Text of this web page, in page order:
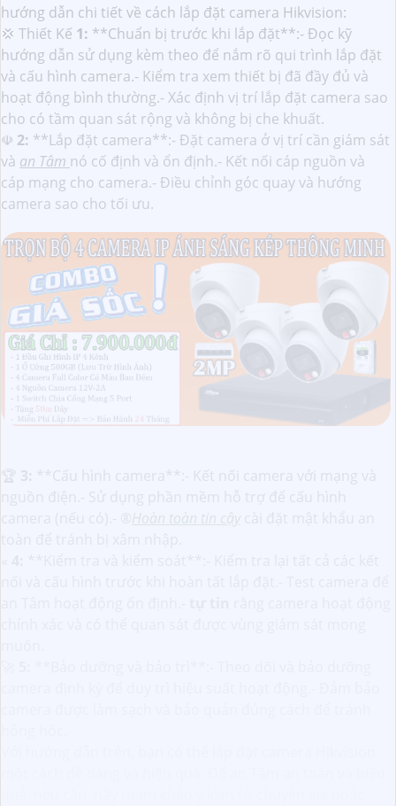
hướng dẫn chi tiết về cách lắp đặt camera Hikvision:
💢 Thiết Kế 1: **Chuẩn bị trước khi lắp đặt**:- Đọc kỹ
hướng dẫn sử dụng kèm theo để nắm rõ qui trình lắp đặt
và cấu hình camera.- Kiểm tra xem thiết bị đã đầy đủ và
hoạt động bình thường.- Xác định vị trí lắp đặt camera sao
cho có tầm quan sát rộng và không bị che khuất.
☫ 2: **Lắp đặt camera**:- Đặt camera ở vị trí cần giám sát
và an Tâm nó cố định và ổn định.- Kết nối cáp nguồn và
cáp mạng cho camera.- Điều chỉnh góc quay và hướng
camera sao cho tối ưu.
3:
**Cấu hình camera**:- Kết nối camera với mạng và
Hoàn toàn tin cậy